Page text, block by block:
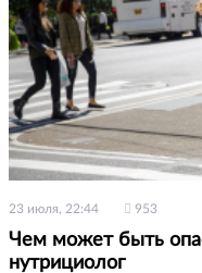
23 июля, 22:44 953
Чем может быть
нутрициолог